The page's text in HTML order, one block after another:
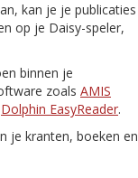
kan je je publicaties
op je Daisy-speler,
binnen je
zoals AMIS
Dolphin EasyReader.
je kranten, boeken en